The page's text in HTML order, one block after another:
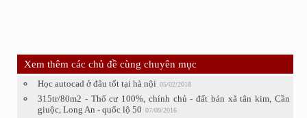
Xem thêm các chủ đề cùng chuyên mục
Học autocad ở đâu tốt tại hà nội 05/02/2018
315tr/80m2 - Thổ cư 100%, chính chủ - đất bán xã tân kim, Cần
giuộc, Long An - quốc lộ 50 07/09/2016